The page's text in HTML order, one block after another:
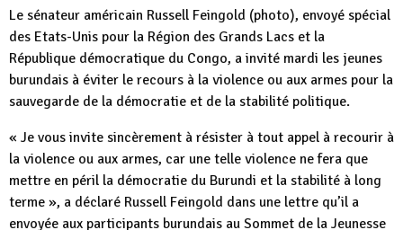
Le sénateur américain Russell Feingold (photo), envoyé spécial
des Etats-Unis pour la Région des Grands Lacs et la
République démocratique du Congo, a invité mardi les jeunes
burundais à éviter le recours à la violence ou aux armes pour la
sauvegarde de la démocratie et de la stabilité politique.
« Je vous invite sincèrement à résister à tout appel à recourir à
la violence ou aux armes, car une telle violence ne fera que
mettre en péril la démocratie du Burundi et la stabilité à long
terme », a déclaré Russell Feingold dans une lettre qu’il a
envoyée aux participants burundais au Sommet de la Jeunesse